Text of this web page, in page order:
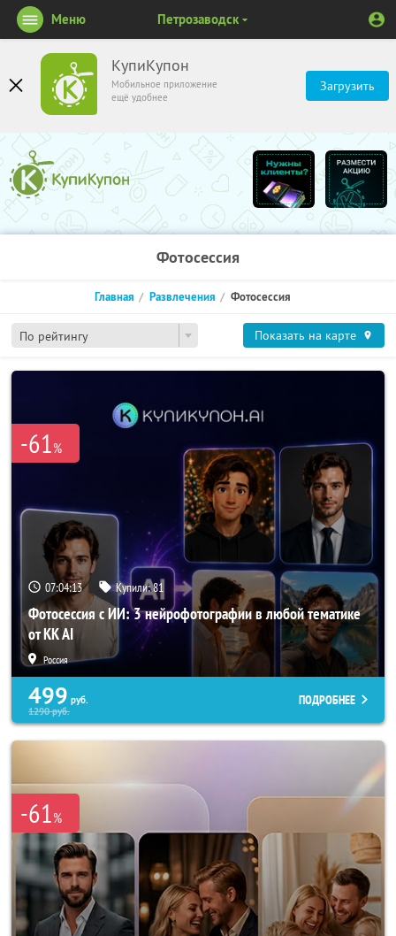
КупиКупон
Мобильное приложение
ещё удобнее
Загрузить
Меню Петрозаводск
Фотосессия
По рейтингу
Главная Развлечения Фотосессия
Показать на карте
-61%
07:04:13 Купили:81
Фотосессия с ИИ: 3 нейрофотографии в любой тематике
от KK AI
Россия
499 руб.
1290руб.
ПОДРОБНЕЕ
-61%